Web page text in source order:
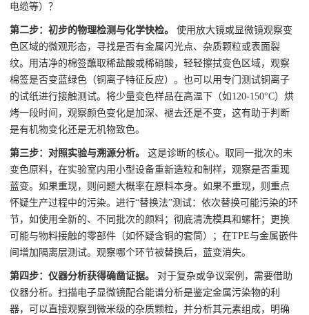
电缆等）？
第二步：初步的物理检测与化学快检。
使用放大镜或显微镜观察变
色区域的微观形态，寻找是否有金属闪光点、杂质颗粒或表面裂
纹。用洁净的棉签蘸取稀盐酸或稀硝酸，轻轻擦拭变色区域，观察
棉签是否变蓝绿色（铜离子特征反应）。也可以用专门测试铜离子
的试纸进行接触测试。将少量变色样品在高温下（如120-150°C）烘
烤一段时间，观察颜色变化是加深、褪去还是不变，这有助于判断
是有机物变化还是无机物致色。
第三步：对照实验与溯源分析。
这是诊断的核心。取同一批次的未
变色原料，在实验室内用小型设备重新造粒和制样，观察是否重现
蓝变。如果重现，则问题大概率在原料本身。如果不重现，则重点
怀疑生产过程中的污染。进行“替换法”测试：依次替换可能污染的环
节，如使用全新的、不同批次的颜料；彻底清洗模具和螺杆；更换
可能与物料接触的零部件（如怀疑含铜的套筒）；在TPE与金属嵌件
间增加隔离层测试。观察哪个环节被替换后，蓝变消失。
第四步：仪器分析获得确凿证据。
对于复杂或争议案例，需要借助
仪器分析。扫描电子显微镜配合能谱分析是鉴定金属污染物的利
器，可以直接观察到微米级的杂质颗粒，并分析其元素组成，明确